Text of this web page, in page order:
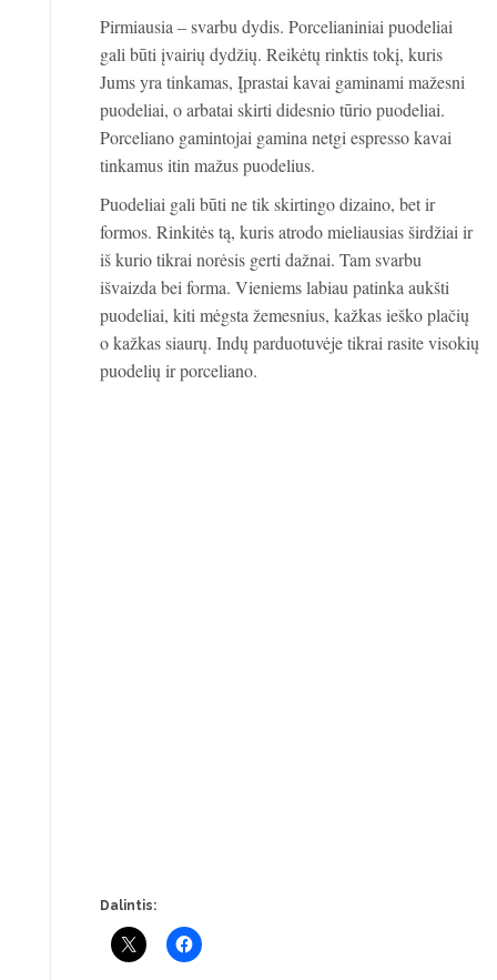
Pirmiausia – svarbu dydis. Porcelianiniai puodeliai
gali būti įvairių dydžių. Reikėtų rinktis tokį, kuris
Jums yra tinkamas, Įprastai kavai gaminami mažesni
puodeliai, o arbatai skirti didesnio tūrio puodeliai.
Porceliano gamintojai gamina netgi espresso kavai
tinkamus itin mažus puodelius.
Puodeliai gali būti ne tik skirtingo dizaino, bet ir
formos. Rinkitės tą, kuris atrodo mieliausias širdžiai ir
iš kurio tikrai norėsis gerti dažnai. Tam svarbu
išvaizda bei forma. Vieniems labiau patinka aukšti
puodeliai, kiti mėgsta žemesnius, kažkas ieško plačių
o kažkas siaurų. Indų parduotuvėje tikrai rasite visokių
puodelių ir porceliano.
Dalintis: